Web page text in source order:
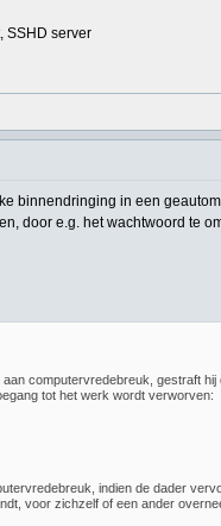
SSHD server
binnendringing in een
door e.g. het wachtwoord te
computervredebreuk, gestraft
tot het werk wordt verworven:
indien de dader
voor zichzelf of een ander